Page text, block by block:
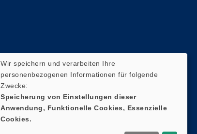
Wir speichern und verarbeiten Ihre
personenbezogenen Informationen für folgende
Zwecke:
Speicherung von Einstellungen dieser
Anwendung, Funktionelle Cookies, Essenzielle
Cookies.